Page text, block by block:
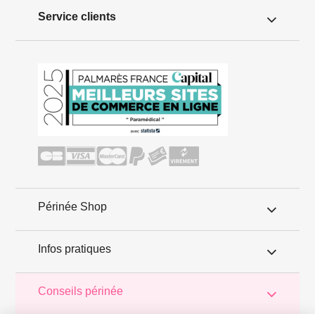
Service clients
Périnée Shop
Infos pratiques
Conseils périnée